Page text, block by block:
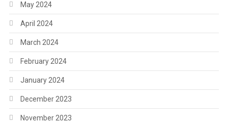
May 2024
April 2024
March 2024
February 2024
January 2024
December 2023
November 2023